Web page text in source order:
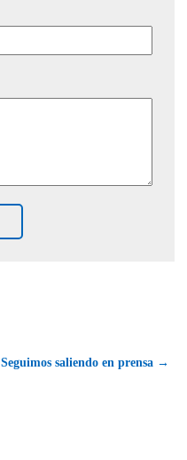
Seguimos saliendo en prensa →